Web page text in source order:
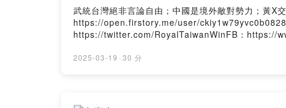
武統台灣絕非言論自由；中國是境外敵對勢力；黃
https://open.firstory.me/user/
https://twitter.com/RoyalTaiwanWinFB：https://
2025-03-19 · 30 分